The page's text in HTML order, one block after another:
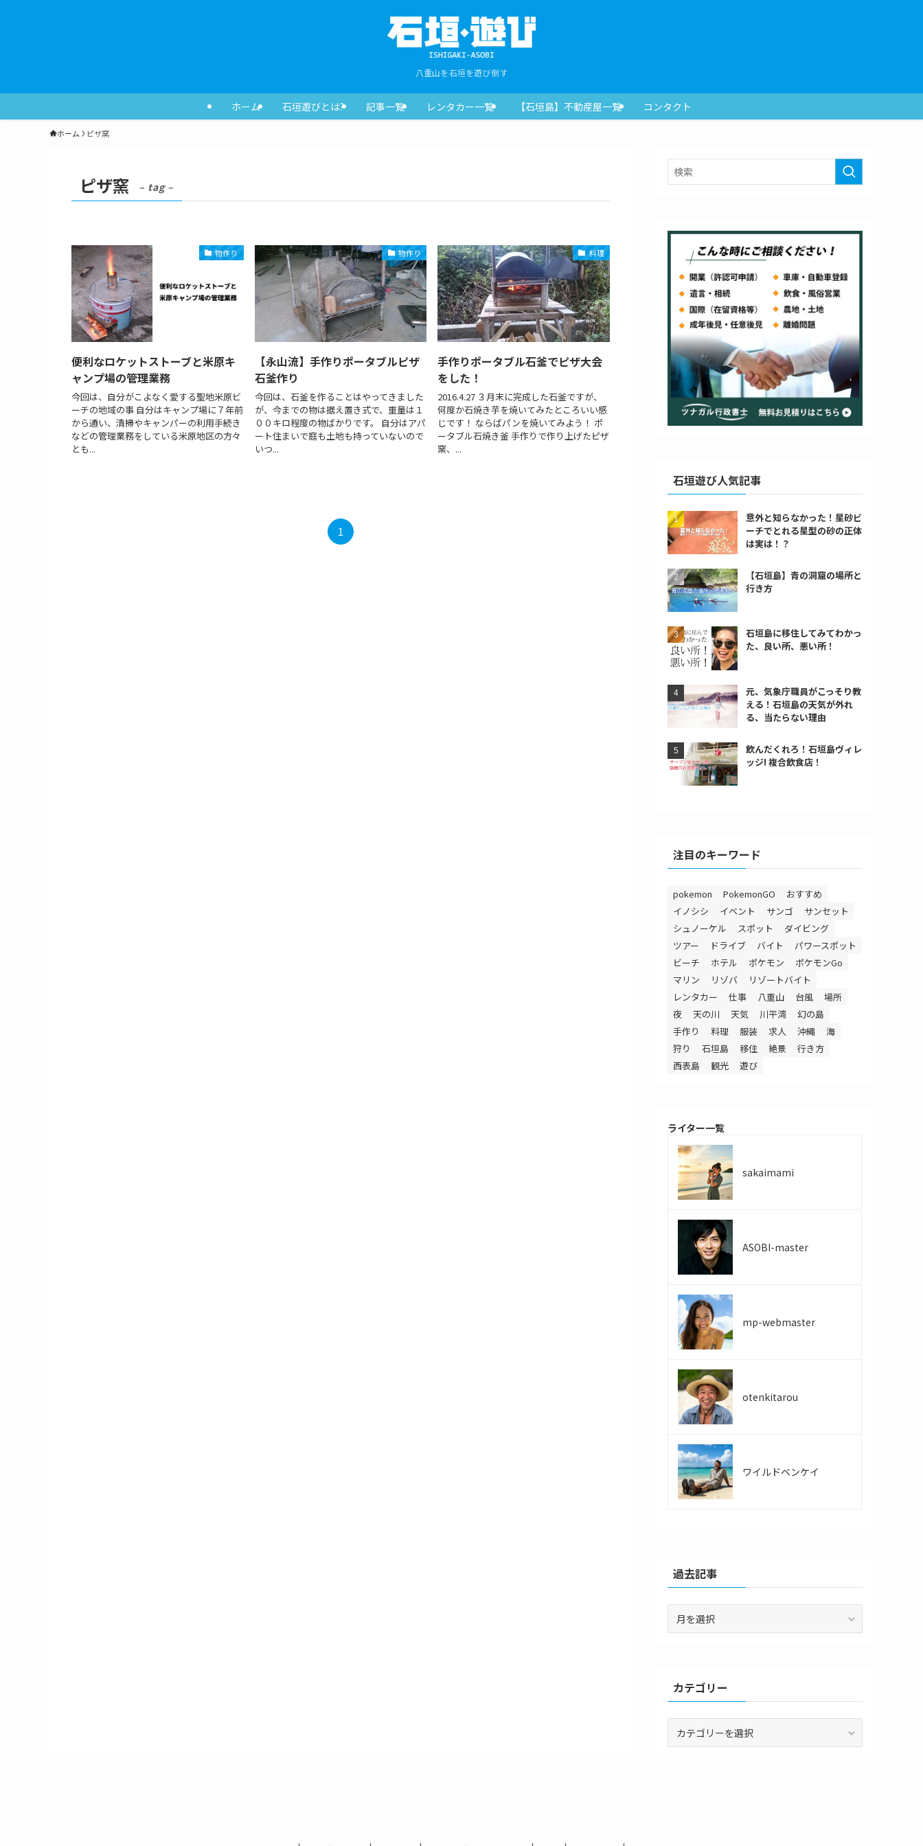
八重山を石垣を遊び倒す
ホーム 石垣遊びとは? 記事一覧 レンタカー一覧 【石垣島】不動産屋一覧 コンタクト
ホーム ピザ窯
ピザ窯 – tag –
物作り
便利なロケットストーブと米原キ
ャンプ場の管理業務
今回は、自分がこよなく愛する聖地米原ビ
ーチの地域の事 自分はキャンプ場に７年前
から通い、清掃やキャンパーの利用手続き
などの管理業務をしている米原地区の方々
とも...
物作り
【永山流】手作りポータブルピザ
石釜作り
今回は、石釜を作ることはやってきました
が、今までの物は据え置き式で、重量は１
００キロ程度の物ばかりです。 自分はアパ
ート住まいで庭も土地も持っていないので
いつ...
料理
手作りポータブル石釜でピザ大会
をした！
2016.4.27 ３月末に完成した石釜ですが、
何度か石焼き芋を焼いてみたところいい感
じです！ ならばパンを焼いてみよう！ ポ
ータブル石焼き釜 手作りで作り上げたピザ
窯、...
1
石垣遊び人気記事
意外と知らなかった！星砂ビ
ーチでとれる星型の砂の正体
は実は！？
【石垣島】青の洞窟の場所と
行き方
石垣島に移住してみてわかっ
た、良い所、悪い所！
元、気象庁職員がこっそり教
える！石垣島の天気が外れ
る、当たらない理由
飲んだくれろ！石垣島ヴィレ
ッジ! 複合飲食店！
注目のキーワード
pokemon PokemonGO
おすすめ
イノシシ
イベント サンゴ
サンセット
シュノーケル
スポット
ダイビング
ツアー
ドライブ バイト
パワースポット
ビーチ
ホテル ポケモン
ポケモンGo
マリン
リゾバ
リゾートバイト
レンタカー
仕事 八重山 台風
場所
夜
天の川 天気 川平湾
幻の島
手作り
料理 服装 求人 沖縄
海
狩り
石垣島 移住 絶景
行き方
西表島
観光 遊び
ライター一覧
sakaimami
ASOBI-master
mp-webmaster
otenkitarou
ワイルドベンケイ
過去記事
カテゴリー